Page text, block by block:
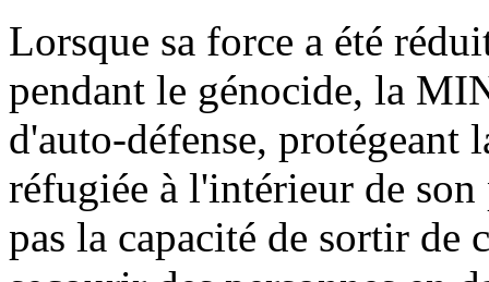
Lorsque sa force a été
pendant le génocide, la
d'auto-défense,
réfugiée à l'intérieur de
pas la capacité de sortir de